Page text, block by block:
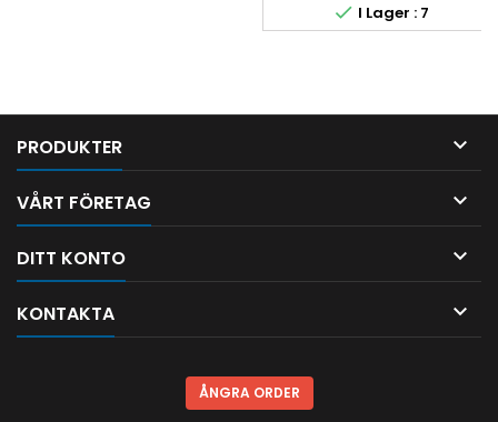
 I Lager : 7
PRODUKTER 
VÅRT FÖRETAG 
DITT KONTO 
KONTAKTA 
ÅNGRA ORDER